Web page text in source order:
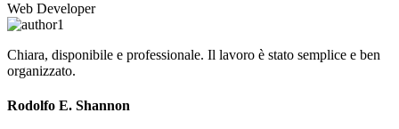
Web Developer
Chiara, disponibile e professionale. Il lavoro è stato semplice e ben
organizzato.
Rodolfo E. Shannon